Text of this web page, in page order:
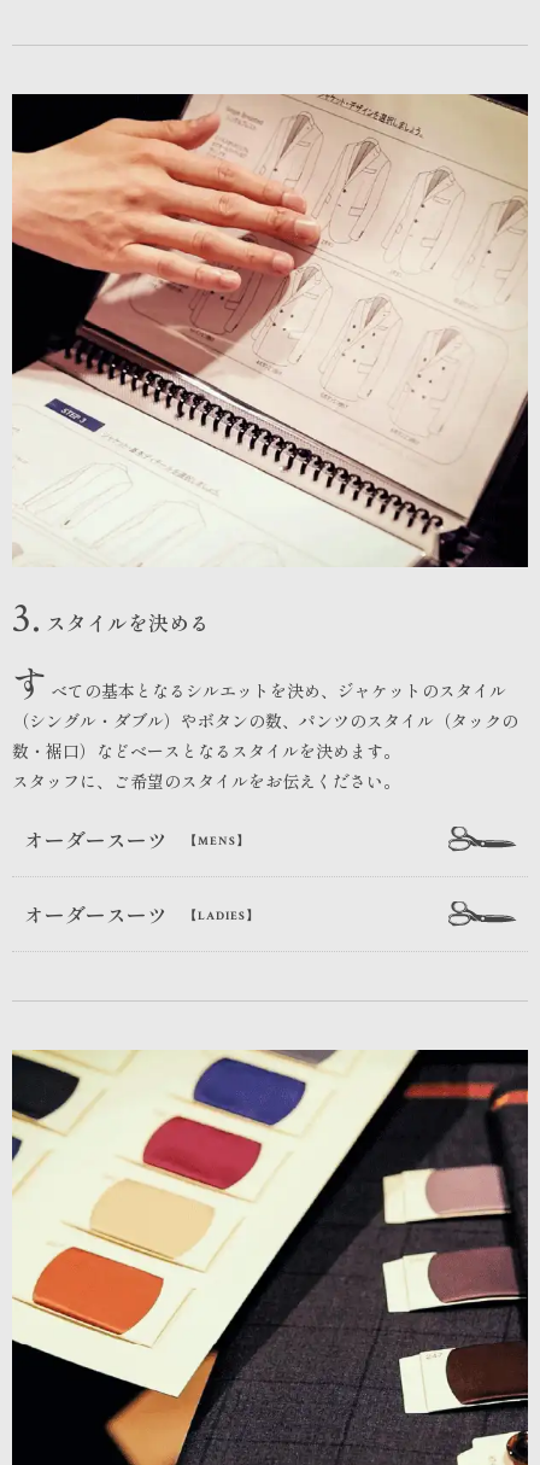
3. スタイルを決める
す べての基本となるシルエットを決め、ジャケットのスタイル
（シングル・ダブル）やボタンの数、パンツのスタイル（タックの
数・裾口）などベースとなるスタイルを決めます。
スタッフに、ご希望のスタイルをお伝えください。
オーダースーツ 【MENS】
オーダースーツ 【LADIES】